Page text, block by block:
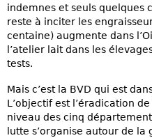
indemnes et seuls quelques
reste à inciter les
centaine) augmente dans
l’atelier lait dans les
tests.
Mais c’est la BVD qui est
L’objectif est l’éradication
niveau des cinq
lutte s’organise autour de